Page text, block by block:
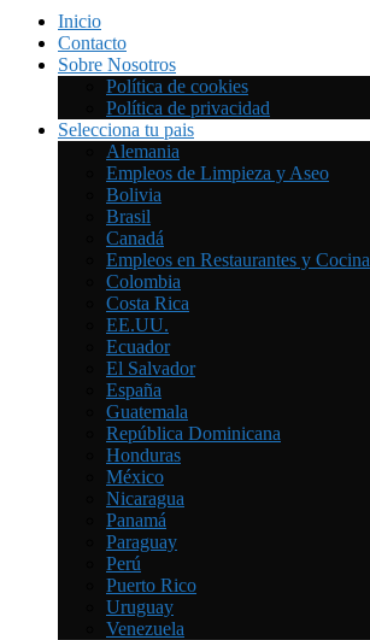
Inicio
Contacto
Sobre Nosotros
Política de cookies
Política de privacidad
Selecciona tu pais
Alemania
Empleos de Limpieza y Aseo
Bolivia
Brasil
Canadá
Empleos en Restaurantes y Cocina
Colombia
Costa Rica
EE.UU.
Ecuador
El Salvador
España
Guatemala
República Dominicana
Honduras
México
Nicaragua
Panamá
Paraguay
Perú
Puerto Rico
Uruguay
Venezuela